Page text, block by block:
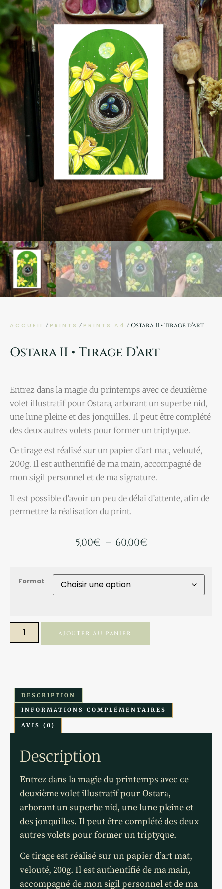
ACCUEIL / PRINTS / PRINTS A4 / Ostara II • Tirage d’art
Ostara II • Tirage D’art
Entrez dans la magie du printemps avec ce deuxième
volet illustratif pour Ostara, arborant un superbe nid,
une lune pleine et des jonquilles. Il peut être complété
des deux autres volets pour former un triptyque.
Ce tirage est réalisé sur un papier d’art mat, velouté,
200g. Il est authentifié de ma main, accompagné de
mon sigil personnel et de ma signature.
Il est possible d’avoir un peu de délai d’attente, afin de
permettre la réalisation du print.
5,00€ – 60,00€
Format
AJOUTER AU PANIER
DESCRIPTION
INFORMATIONS COMPLÉMENTAIRES
AVIS (0)
Description
Entrez dans la magie du printemps avec ce
deuxième volet illustratif pour Ostara,
arborant un superbe nid, une lune pleine et
des jonquilles. Il peut être complété des deux
autres volets pour former un triptyque.
Ce tirage est réalisé sur un papier d’art mat,
velouté, 200g. Il est authentifié de ma main,
accompagné de mon sigil personnel et de ma